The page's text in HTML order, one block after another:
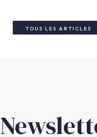
TOUS LES ARTICLES